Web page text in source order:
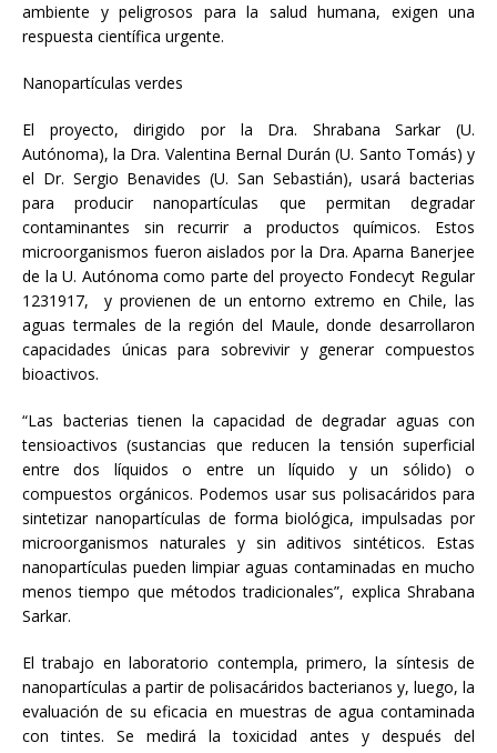
ambiente y peligrosos para la salud humana, exigen una
respuesta científica urgente.
Nanopartículas verdes
El proyecto, dirigido por la Dra. Shrabana Sarkar (U.
Autónoma), la Dra. Valentina Bernal Durán (U. Santo Tomás) y
el Dr. Sergio Benavides (U. San Sebastián), usará bacterias
para producir nanopartículas que permitan degradar
contaminantes sin recurrir a productos químicos. Estos
microorganismos fueron aislados por la Dra. Aparna Banerjee
de la U. Autónoma como parte del proyecto Fondecyt Regular
1231917, y provienen de un entorno extremo en Chile, las
aguas termales de la región del Maule, donde desarrollaron
capacidades únicas para sobrevivir y generar compuestos
bioactivos.
“Las bacterias tienen la capacidad de degradar aguas con
tensioactivos (sustancias que reducen la tensión superficial
entre dos líquidos o entre un líquido y un sólido) o
compuestos orgánicos. Podemos usar sus polisacáridos para
sintetizar nanopartículas de forma biológica, impulsadas por
microorganismos naturales y sin aditivos sintéticos. Estas
nanopartículas pueden limpiar aguas contaminadas en mucho
menos tiempo que métodos tradicionales”, explica Shrabana
Sarkar.
El trabajo en laboratorio contempla, primero, la síntesis de
nanopartículas a partir de polisacáridos bacterianos y, luego, la
evaluación de su eficacia en muestras de agua contaminada
con tintes. Se medirá la toxicidad antes y después del